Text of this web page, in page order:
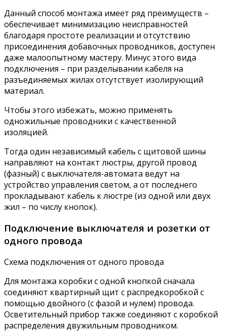
Данный способ монтажа имеет ряд преимуществ –
обеспечивает минимизацию неисправностей
благодаря простоте реализации и отсутствию
присоединения добавочных проводников, доступен
даже малоопытному мастеру. Минус этого вида
подключения – при разделывании кабеля на
разъединяемых жилах отсутствует изолирующий
материал.
Чтобы этого избежать, можно применять
одножильные проводники с качественной
изоляцией.
Тогда один независимый кабель с щитовой шины
направляют на контакт люстры, другой провод
(фазный) с выключателя-автомата ведут на
устройство управления светом, а от последнего
прокладывают кабель к люстре (из одной или двух
жил – по числу кнопок).
Подключение выключателя и розетки от
одного провода
Схема подключения от одного провода
Для монтажа коробки с одной кнопкой сначала
соединяют квартирный щит с распредкоробкой с
помощью двойного (с фазой и нулем) провода.
Осветительный прибор также соединяют с коробкой
распределения двужильным проводником.